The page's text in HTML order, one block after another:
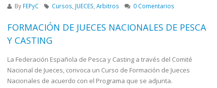
By FEPyC Cursos JUECES Arbitros 0 Comentarios
FORMACIÓN DE JUECES NACIONALES DE PESCA
Y CASTING
La Federación Española de Pesca y Casting a través del Comité
Nacional de Jueces, convoca un Curso de Formación de Jueces
Nacionales de acuerdo con el Programa que se adjunta.